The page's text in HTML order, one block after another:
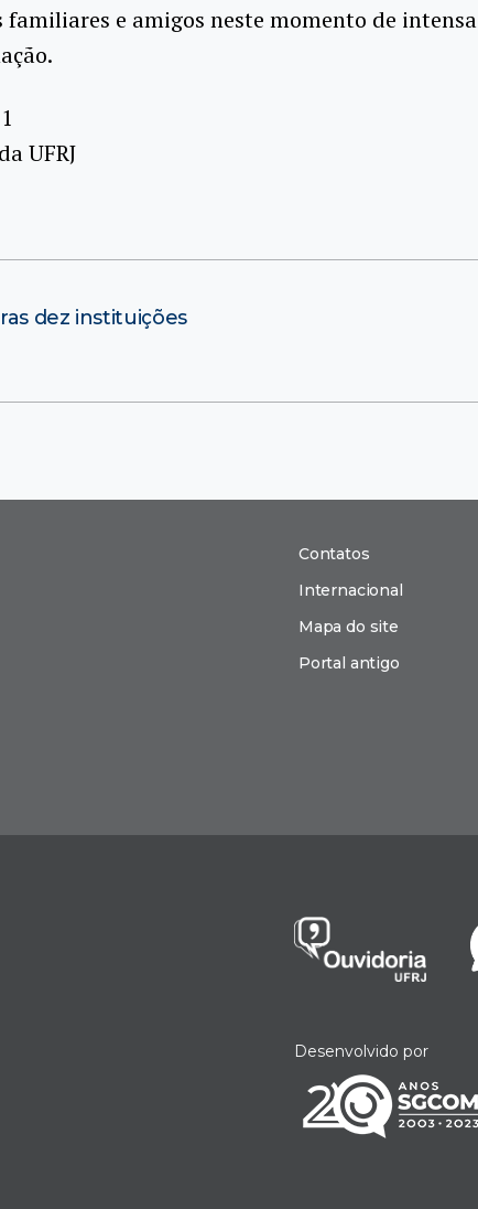
familiares e amigos neste momento de intensa
UFRJ
dez instituições
Contatos
Internacional
Mapa do site
Portal antigo
Desenvolvido por